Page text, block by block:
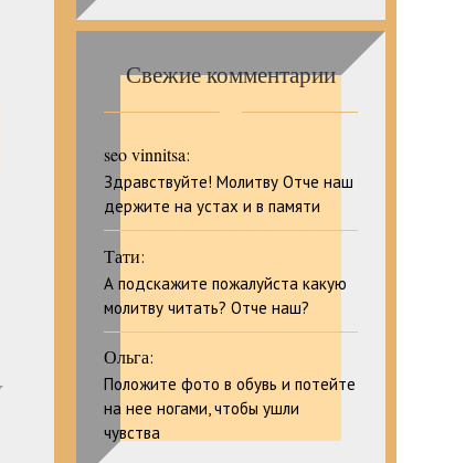
Свежие комментарии
seo vinnitsa:
Здравствуйте! Молитву Отче наш
держите на устах и в памяти
Тати:
А подскажите пожалуйста какую
молитву читать? Отче наш?
Ольга:
Положите фото в обувь и потейте
на нее ногами, чтобы ушли
чувства